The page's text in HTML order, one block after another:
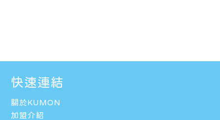
快速連結
關於KUMON
加盟介紹